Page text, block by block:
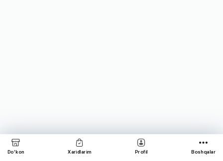
Do‘kon Xaridlarim Profil Boshqalar